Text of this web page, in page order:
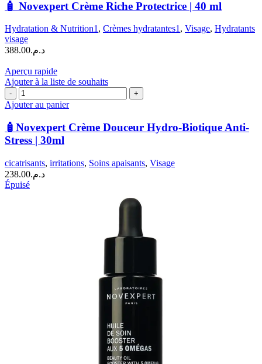
Novexpert
Crème
Riche
Protectrice
|
40
🧴 Novexpert Crème Riche Protectrice | 40 ml
Hydratation & Nutrition1, Crèmes hydratantes1, Visage, Hydratants
visage
د.م.388.00
Aperçu rapide
Ajouter à la liste de souhaits
quantité
de
Novexpert
Crème
Douceur
Biotique
Anti-
Stress
Ajouter au panier
🧴Novexpert Crème Douceur Hydro-Biotique Anti-
Stress | 30ml
cicatrisants, irritations, Soins apaisants, Visage
د.م.238.00
Épuisé